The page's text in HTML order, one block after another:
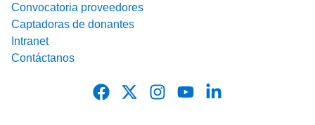
Convocatoria proveedores
Captadoras de donantes
Intranet
Contáctanos